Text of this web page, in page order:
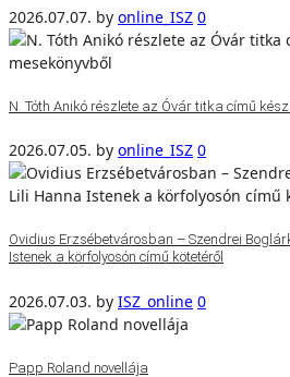
2026.07.07. by online_ISZ 0
N. Tóth Anikó részlete az Óvár titka című
2026.07.05. by online_ISZ 0
Ovidius Erzsébetvárosban – Szendrei
Istenek a körfolyosón című kötetéről
2026.07.03. by ISZ_online 0
Papp Roland novellája